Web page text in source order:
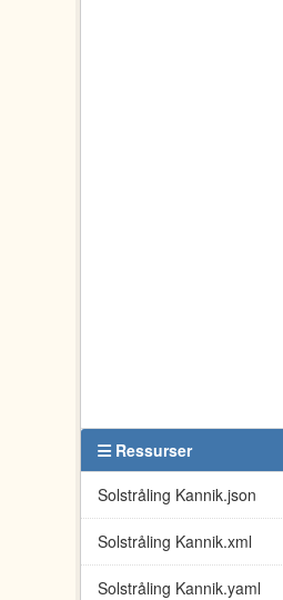
Ressurser
Solstråling Kannik.json
Solstråling Kannik.xml
Solstråling Kannik.yaml